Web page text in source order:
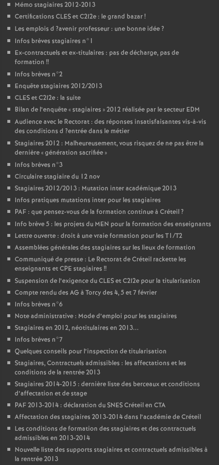
Mémo stagiaires 2012-2013
Certifications CLESet C2I2e : le grand bazar!
Les emplois d ?avenir professeur : une bonne idée?
Infos brèves stagiaires n°1
Ex-contractuels et ex-titulaires : pas de décharge, pas de
formation !!
Infos brèves n°2
Enquête stagiaires 2012/2013
CLESet C2I2e : la suite
Bilan de l’enquête «stagiaires » 2012 réalisée par le secteur EDM
Audience avec le Rectorat : des réponses insatisfaisantes vis-à-vis
des conditions d ?entrée dans le métier
Stagiaires 2012 : Malheureusement, vous risquez de ne pas être la
dernière «génération sacrifiée»
Infos brèves n°3
Circulaire stagiaire du 12 nov
Stagiaires 2012/2013 : Mutation inter académique 2013
Infos pratiques mutations inter pour les stagiaires
PAF : que pensez-vous de la formation continue à Créteil?
Info brève 5 : les projets du MEN pour la formation des enseignants
Lettre ouverte : droit à une vraie formation pour les T1/T2
Assemblées générales des stagiaires sur les lieux de formation
Communiqué de presse : Le Rectorat de Créteil rackette les
enseignants etCPE stagiaires !!
Suspension de l’exigence duCLESet C2I2e pour la titularisation
Compte rendu des AG à Torcy des 4, 5 et 7 février
Infos brèves n°6
Note administrative : Mode d’emploi pour les stagiaires
Stagiaires en 2012, néotitulaires en 2013...
Infos brèves n°7
Quelques conseils pour l’inspection de titularisation
Stagiaires, Contractuels admissibles : les affectations et les
conditions de la rentrée 2013
Stagiaires 2014-2015 : dernière liste des berceaux et conditions
d’affectation et de stage
PAF2013-2014 : déclaration duSNESCréteil en CTA
Affectation des stagiaires 2013-2014 dans l’académie de Créteil
Les conditions de formation des stagiaires et des contractuels
admissibles en 2013-2014
Nouvelle liste des supports stagiaires et contractuels admissibles à
la rentrée 2013